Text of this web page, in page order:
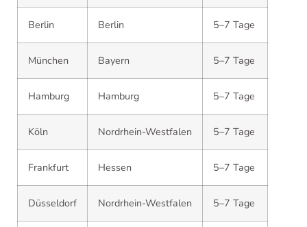
Berlin Berlin 5–7 Tage
München Bayern 5–7 Tage
Hamburg Hamburg 5–7 Tage
Köln Nordrhein-Westfalen 5–7 Tage
Frankfurt Hessen 5–7 Tage
Düsseldorf Nordrhein-Westfalen 5–7 Tage